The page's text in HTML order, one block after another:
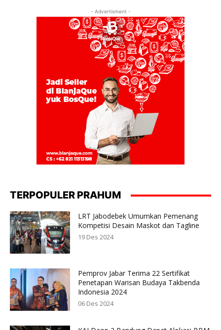
- Advertisment -
TERPOPULER PRAHUM
LRT Jabodebek Umumkan Pemenang
Kompetisi Desain Maskot dan Tagline
19 Des 2024
Pemprov Jabar Terima 22 Sertifikat
Penetapan Warisan Budaya Takbenda
Indonesia 2024
06 Des 2024